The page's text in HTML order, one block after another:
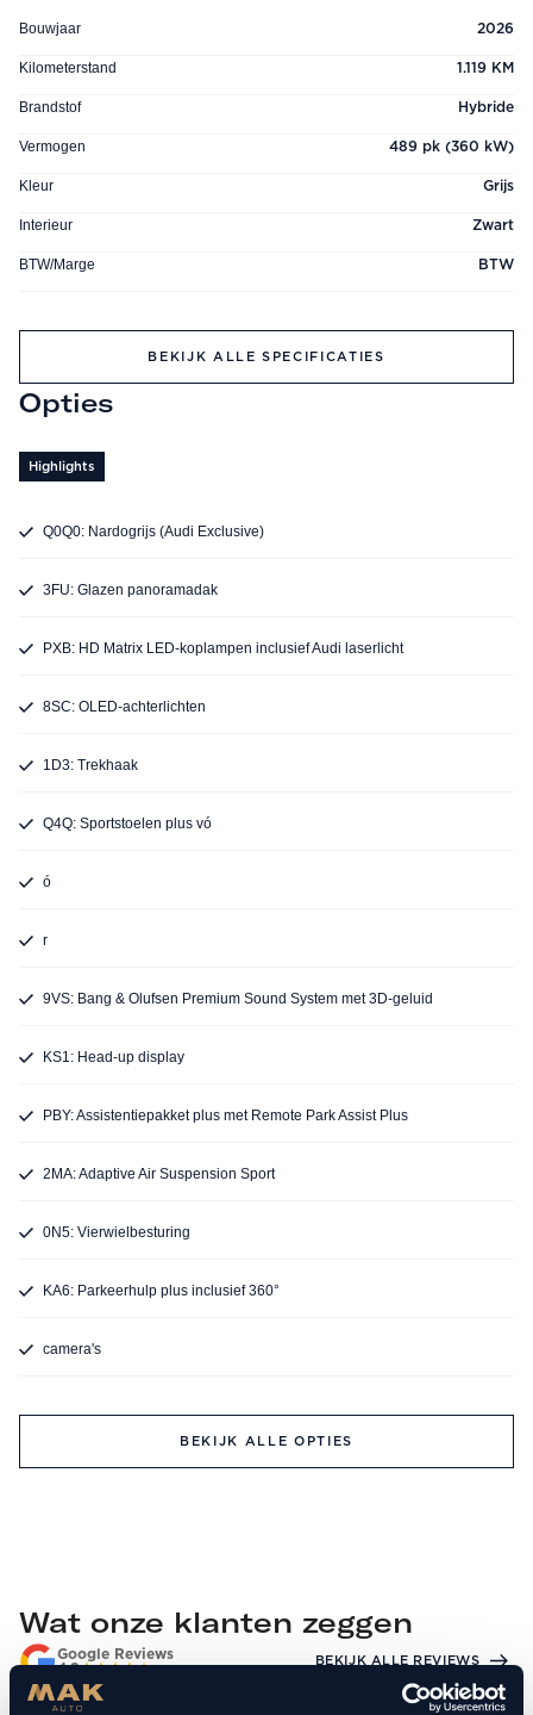
Bouwjaar 2026
Kilometerstand 1.119 KM
Brandstof Hybride
Vermogen 489 pk (360 kW)
Kleur Grijs
Interieur Zwart
BTW/Marge BTW
BEKIJK ALLE SPECIFICATIES
Opties
Highlights
Q0Q0: Nardogrijs (Audi Exclusive)
3FU: Glazen panoramadak
PXB: HD Matrix LED-koplampen inclusief Audi laserlicht
8SC: OLED-achterlichten
1D3: Trekhaak
Q4Q: Sportstoelen plus vó
ó
r
9VS: Bang & Olufsen Premium Sound System met 3D-geluid
KS1: Head-up display
PBY: Assistentiepakket plus met Remote Park Assist Plus
2MA: Adaptive Air Suspension Sport
0N5: Vierwielbesturing
KA6: Parkeerhulp plus inclusief 360°
camera's
BEKIJK ALLE OPTIES
Wat onze klanten zeggen
Google Reviews
4.8
BEKIJK ALLE REVIEWS